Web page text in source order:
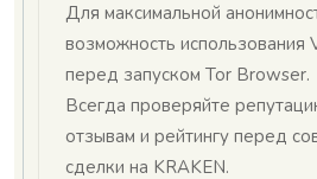
Для максимальной
возможность использования
перед запуском Tor Browser.
Всегда проверяйте
отзывам и рейтингу перед
сделки на KRAKEN.